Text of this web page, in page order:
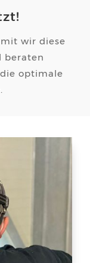
wir diese
beraten
optimale